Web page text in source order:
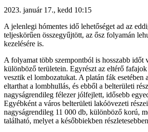
2023. január 17., kedd 10:15
A jelenlegi hómentes idő lehetőséget ad az
teljeskörűen összegyűjtött, az ősz folyamán
kezelésére is.
A folyamat több szempontból is hosszabb időt
különböző területein. Egyrészt az eltérő fafajok
vesztik el lombozatukat. A platán fák esetében
eltarthat a lombhullás, és ebből a belterületi
nagyságrendileg félezer jólfejlett, idősebb
Egyébként a város belterületi lakóövezeti
nagyságrendileg 11 000 db, különböző korú,
található, melyet a későbbiekben